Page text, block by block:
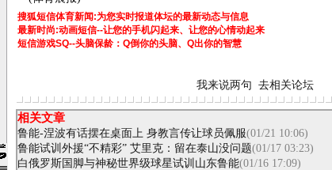
搜狐短信体育新闻:为您实时报道体坛的最新动态与信息
最新时尚:动画短信--让您的手机闪起来、让您的心情动起来
短信游戏SQ--头脑保龄：Q倒你的头脑、Q出你的智慧
我来说两句 去相关论坛
相关文章
鲁能-涅波有话摆在桌面上 身教言传让球员佩服(01/21 10:06)
鲁能试训外援“不精彩” 艾里克：留在泰山没问题(01/17 03:23)
白俄罗斯国脚与神秘世界级球星试训山东鲁能(01/16 17:09)